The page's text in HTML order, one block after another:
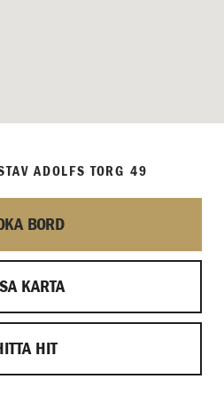
ADOLFS TORG 49
BORD
KARTA
HIT